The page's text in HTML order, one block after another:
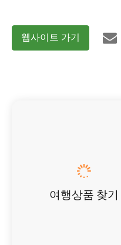
웹사이트 가기
여행상품 찾기